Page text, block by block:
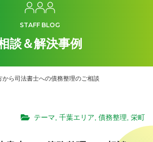
STAFF BLOG
談＆解決事例
から司法書士への債務整理のご相談
テーマ 千葉エリア 債務整理 栄町